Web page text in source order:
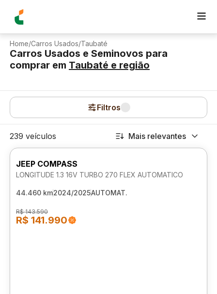
Home/Carros Usados/Taubaté
Carros Usados e Seminovos para
comprar em Taubaté e região
Filtros
239 veículos Mais relevantes
JEEP COMPASS
LONGITUDE 1.3 16V TURBO 270 FLEX AUTOMATICO
44.460 km2024/2025AUTOMAT.
R$ 143.590
R$ 141.990